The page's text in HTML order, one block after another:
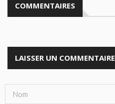
COMMENTAIRES
LAISSER UN COMMENTAIRE